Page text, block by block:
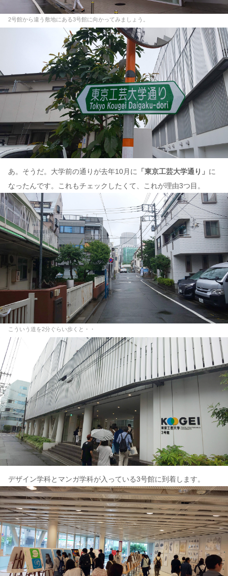
2号館から違う敷地にある3号館に向かってみましょう。
あ。そうだ。大学前の通りが去年10月に 「東京工芸大学通り」 に
なったんです。これもチェックしたくて、これが理由3つ目。
こういう道を2分ぐらい歩くと・・
デザイン学科とマンガ学科が入っている3号館に到着します。